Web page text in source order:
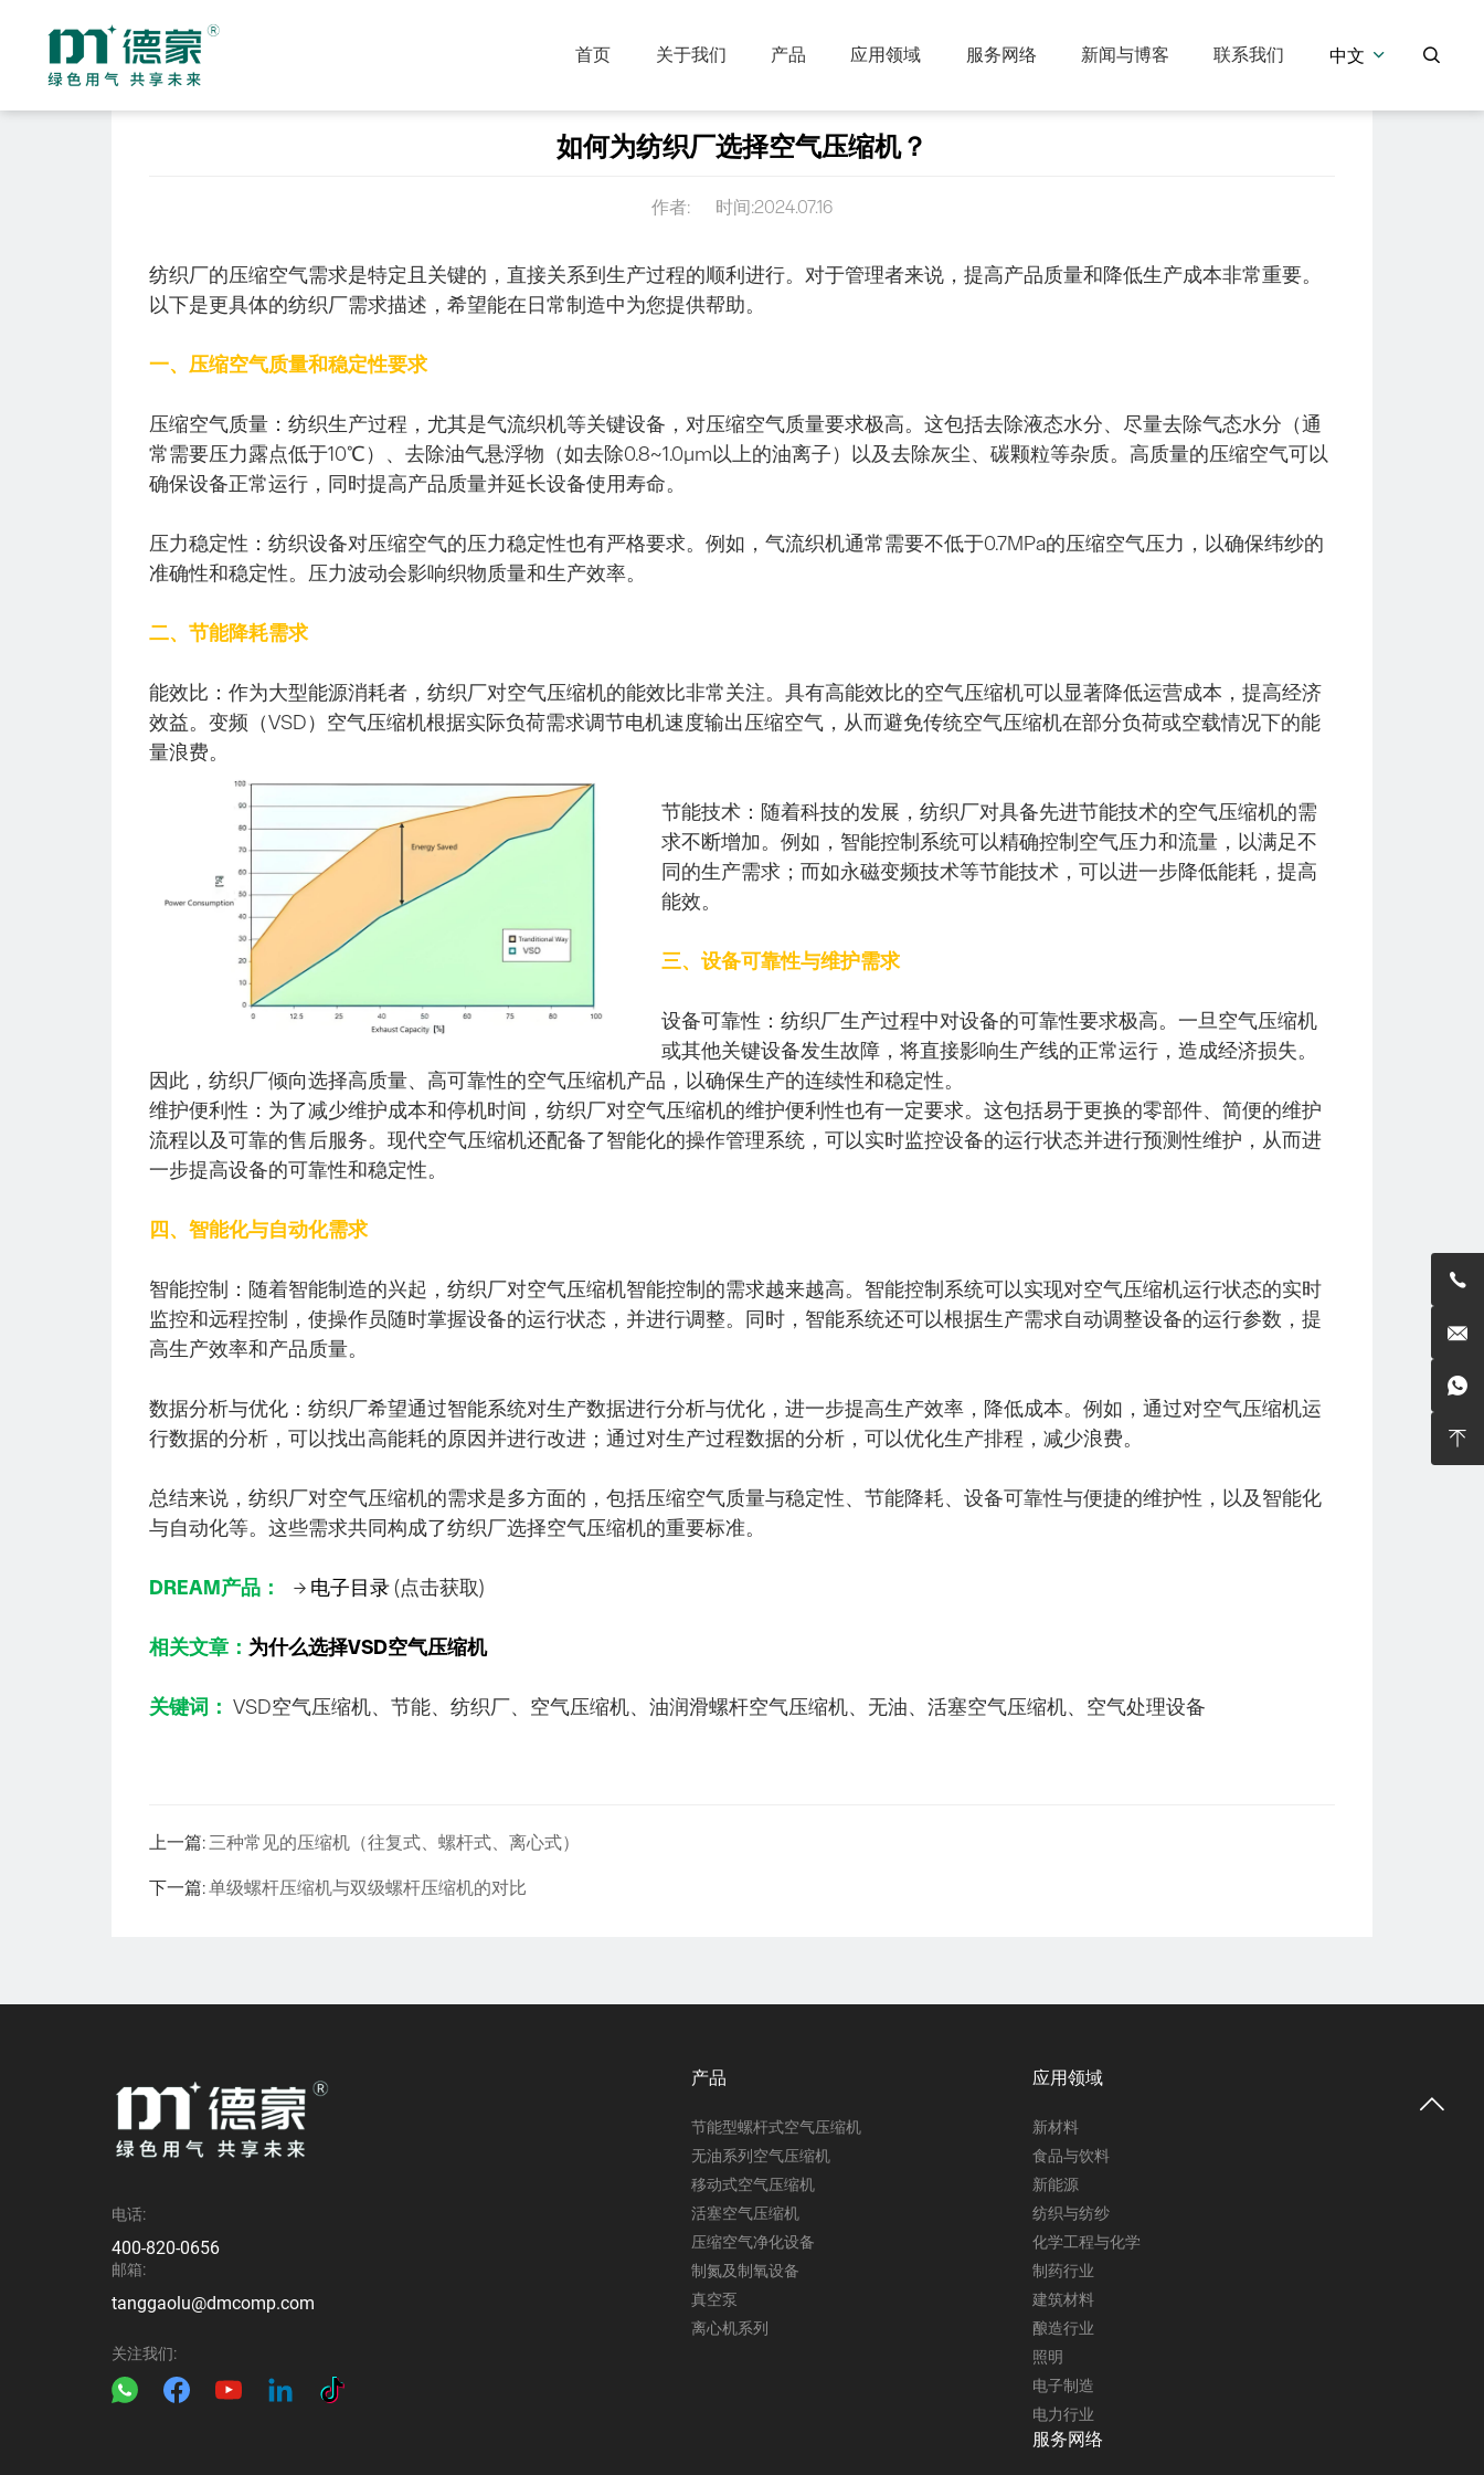
首页 关于我们 产品
DM-A皮带驱动系列皮带螺杆式空气压缩机
DMWV-G（水润滑）& DMW-G（水润滑）系列无油水润滑螺杆式空气压缩机
DMCY系列柴油便携式
制氮及制氧设备 真空泵
真空泵配套辅助设备
离心机系列
应用领域 服务网络 新闻与博客 联系我们 中文  




如何为纺织厂选择空气压缩机？
作者: 时间:2024.07.16
纺织厂的压缩空气需求是特定且关键的，直接关系到生产过程的顺利进行。对于管理者来说，提高产品质量和降低生产成本非常重要。
以下是更具体的纺织厂需求描述，希望能在日常制造中为您提供帮助。
一、压缩空气质量和稳定性要求
压缩空气质量：纺织生产过程，尤其是气流织机等关键设备，对压缩空气质量要求极高。这包括去除液态水分、尽量去除气态水分（通
常需要压力露点低于10℃）、去除油气悬浮物（如去除0.8~1.0μm以上的油离子）以及去除灰尘、碳颗粒等杂质。高质量的压缩空气可以
确保设备正常运行，同时提高产品质量并延长设备使用寿命。
压力稳定性：纺织设备对压缩空气的压力稳定性也有严格要求。例如，气流织机通常需要不低于0.7MPa的压缩空气压力，以确保纬纱的
准确性和稳定性。压力波动会影响织物质量和生产效率。
二、节能降耗需求
能效比：作为大型能源消耗者，纺织厂对空气压缩机的能效比非常关注。具有高能效比的空气压缩机可以显著降低运营成本，提高经济
效益。变频（VSD）空气压缩机根据实际负荷需求调节电机速度输出压缩空气，从而避免传统空气压缩机在部分负荷或空载情况下的能
量浪费。
节能技术：随着科技的发展，纺织厂对具备先进节能技术的空气压缩机的需
求不断增加。例如，智能控制系统可以精确控制空气压力和流量，以满足不
同的生产需求；而如永磁变频技术等节能技术，可以进一步降低能耗，提高
能效。
三、设备可靠性与维护需求
设备可靠性：纺织厂生产过程中对设备的可靠性要求极高。一旦空气压缩机
或其他关键设备发生故障，将直接影响生产线的正常运行，造成经济损失。
因此，纺织厂倾向选择高质量、高可靠性的空气压缩机产品，以确保生产的连续性和稳定性。
维护便利性：为了减少维护成本和停机时间，纺织厂对空气压缩机的维护便利性也有一定要求。这包括易于更换的零部件、简便的维护
流程以及可靠的售后服务。现代空气压缩机还配备了智能化的操作管理系统，可以实时监控设备的运行状态并进行预测性维护，从而进
一步提高设备的可靠性和稳定性。
四、智能化与自动化需求
智能控制：随着智能制造的兴起，纺织厂对空气压缩机智能控制的需求越来越高。智能控制系统可以实现对空气压缩机运行状态的实时
监控和远程控制，使操作员随时掌握设备的运行状态，并进行调整。同时，智能系统还可以根据生产需求自动调整设备的运行参数，提
高生产效率和产品质量。
数据分析与优化：纺织厂希望通过智能系统对生产数据进行分析与优化，进一步提高生产效率，降低成本。例如，通过对空气压缩机运
行数据的分析，可以找出高能耗的原因并进行改进；通过对生产过程数据的分析，可以优化生产排程，减少浪费。
总结来说，纺织厂对空气压缩机的需求是多方面的，包括压缩空气质量与稳定性、节能降耗、设备可靠性与便捷的维护性，以及智能化
与自动化等。这些需求共同构成了纺织厂选择空气压缩机的重要标准。
DREAM产品： → 电子目录 (点击获取)
相关文章： 为什么选择VSD空气压缩机
关键词： VSD空气压缩机、节能、纺织厂、空气压缩机、油润滑螺杆空气压缩机、无油、活塞空气压缩机、空气处理设备
上一篇: 三种常见的压缩机（往复式、螺杆式、离心式）
下一篇:单级螺杆压缩机与双级螺杆压缩机的对比

电话:
400-820-0656
邮箱:
tanggaolu@dmcomp.com
关注我们:
产品
节能型螺杆式空气压缩机
无油系列空气压缩机
移动式空气压缩机
活塞空气压缩机
压缩空气净化设备
制氮及制氧设备
真空泵
离心机系列
应用领域
新材料
食品与饮料
新能源
纺织与纺纱
化学工程与化学
制药行业
建筑材料
酿造行业
照明
电子制造
电力行业
服务网络